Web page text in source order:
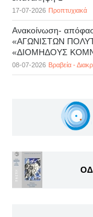
17-07-2026 Προπτυχιακά
Ανακοίνωση-
«ΑΓΩΝΙΣΤΩΝ
«ΔΙΟΜΗΔΟΥΣ
08-07-2026 Βραβεία -